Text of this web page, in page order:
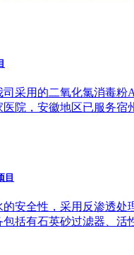
采用的二氧化氯消毒
医院，安徽地区已服务
目
的安全性，采用反渗透
包括有石英砂过滤器、